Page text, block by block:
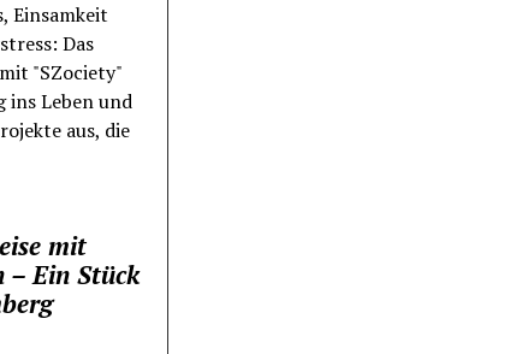
Einsamkeit
Das
"SZociety"
ins Leben und
aus, die
mit
Ein Stück